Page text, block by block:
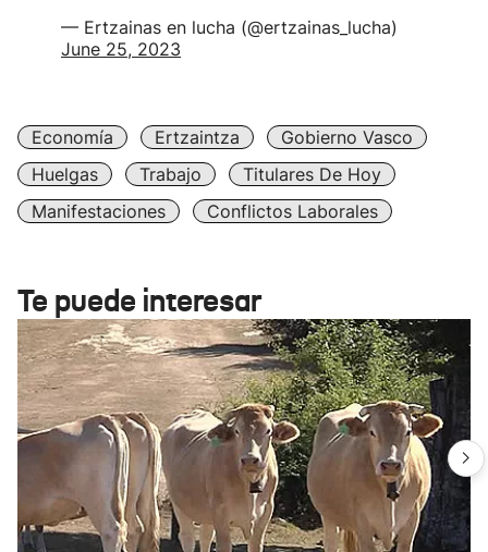
— Ertzainas en lucha (@ertzainas_lucha)
June 25, 2023
Economía Ertzaintza
Gobierno Vasco
Huelgas
Trabajo
Titulares De Hoy
Manifestaciones
Conflictos Laborales
Te puede interesar